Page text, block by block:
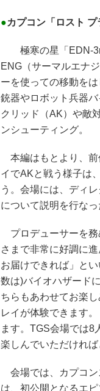
●カプコン「ロスト プ
極寒の星「EDN-
ENG（サーマルエナ
ーを使っての移動を
銃器やロボット兵器
クリッド（AK）や敵
ンシューティング。
本編はもとより、前
イでAKと戦う様子は
う。会場には、ディ
について説明を行なっ
プロデューサーを務
さまで非常に好調に
お届けできれば」と
数は)バイオハザード
ちらもあわせてお楽
レイが体験できます
ます。TGS会場では8
楽しんでいただければ
会場では、カプコン
は、初公開となるエ